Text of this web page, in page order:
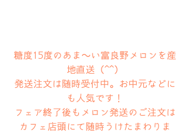
糖度15度のあま〜い富良野メロンを産
地直送（^^）
発送注文は随時受付中。お中元などに
も人気です！
フェア終了後もメロン発送のご注文は
カフェ店頭にて随時うけたまわりま